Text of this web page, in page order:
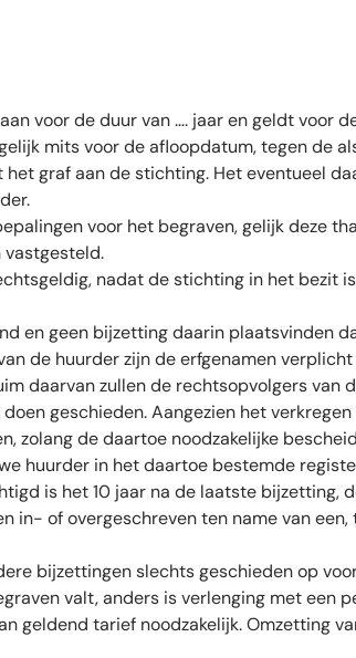
voor de duur van …. jaar en geldt voor
mits voor de afloopdatum, tegen de
graf aan de stichting. Het eventueel
voor het begraven, gelijk deze
nadat de stichting in het bezit
en geen bijzetting daarin plaatsvinden
de huurder zijn de erfgenamen
daarvan zullen de rechtsopvolgers
geschieden. Aangezien het
zolang de daartoe noodzakelijke
huurder in het daartoe bestemde
is het 10 jaar na de laatste bijzetting,
in- of overgeschreven ten name van
bijzettingen slechts geschieden op
valt, anders is verlenging met een
geldend tarief noodzakelijk. Omzetting